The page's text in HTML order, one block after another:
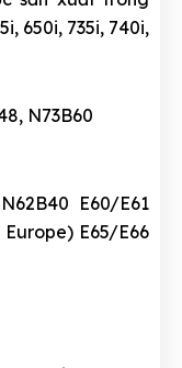
650i, 735i, 740i,
N73B60
E60/E61
E65/E66